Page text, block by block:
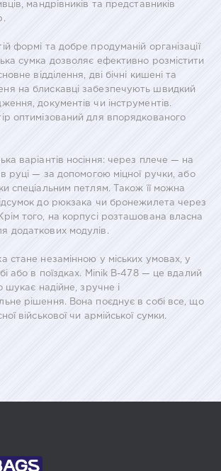
мандрівників та представників
формі та добре продуманій організації
сумка дозволяє ефективно розмістити
відділення, дві бічні кишені та
на блискавці забезпечують швидкий
документів чи інструментів.
оптимізований для впорядкованого
варіантів носіння: через плече — на
руці — за допомогою міцної ручки, або
спеціальним петлям. Також її можна
до рюкзака чи бронежилета через
того, на корпусі розташована власна
додаткових модулів.
стане незамінною у міських умовах, у
або в поїздках. Minik B-478 — це вдалий
шукає надійне, зручне і
рішення. Вона поєднує в собі все, що
військової чи армійської сумки.